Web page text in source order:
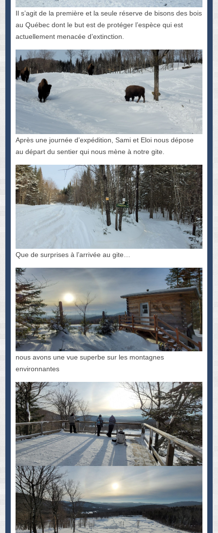
Il s’agit de la première et la seule réserve de bisons des bois
au Québec dont le but est de protéger l’espèce qui est
actuellement menacée d’extinction.
Après une journée d’expédition, Sami et Eloi nous dépose
au départ du sentier qui nous mène à notre gite.
Que de surprises à l’arrivée au gite…
nous avons une vue superbe sur les montagnes
environnantes